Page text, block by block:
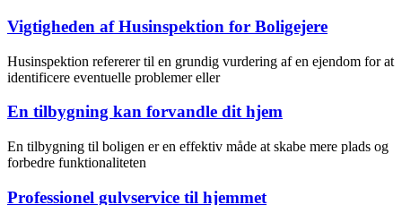
Vigtigheden af Husinspektion for Boligejere
Husinspektion refererer til en grundig vurdering af en ejendom for at
identificere eventuelle problemer eller
En tilbygning kan forvandle dit hjem
En tilbygning til boligen er en effektiv måde at skabe mere plads og
forbedre funktionaliteten
Professionel gulvservice til hjemmet